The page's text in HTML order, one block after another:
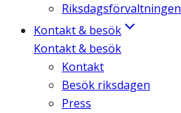
Riksdagsförvaltningen
Kontakt & besök
Kontakt & besök
Kontakt
Besök riksdagen
Press